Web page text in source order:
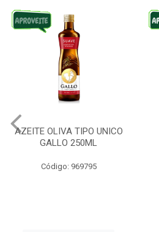
AZEITE OLIVA TIPO UNICO
GALLO 250ML
Código: 969795